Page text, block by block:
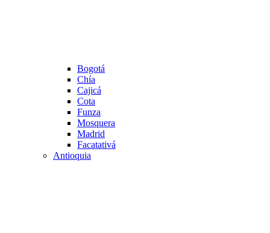
Bogotá
Chía
Cajicá
Cota
Funza
Mosquera
Madrid
Facatativá
Antioquia